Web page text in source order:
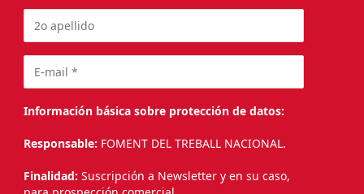
Información básica sobre protección de datos:
Responsable: FOMENT DEL TREBALL NACIONAL.
Finalidad: Suscripción a Newsletter y en su caso,